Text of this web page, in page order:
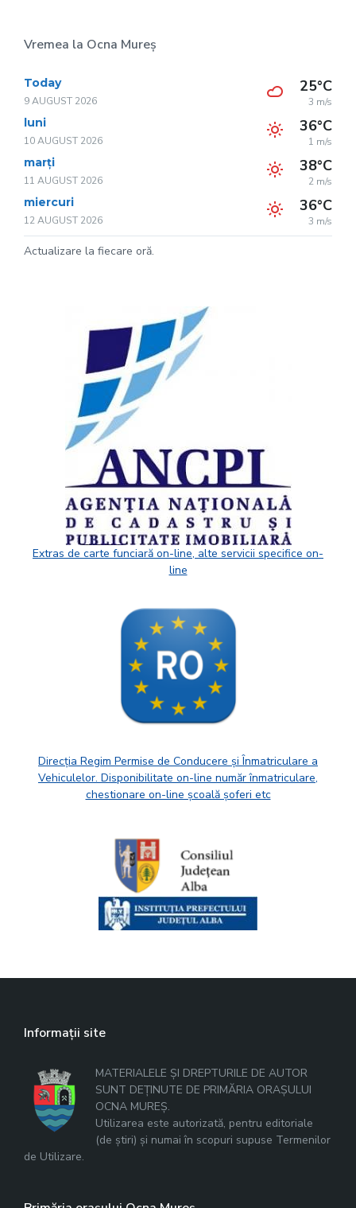
Vremea la Ocna Mureș
Today
9 AUGUST 2026
25°C
3 m/s
luni
10 AUGUST 2026
36°C
1 m/s
marți
11 AUGUST 2026
38°C
2 m/s
miercuri
12 AUGUST 2026
36°C
3 m/s
Actualizare la fiecare oră.
Extras de carte funciară on-line, alte servicii specifice on-
line
Direcția Regim Permise de Conducere și Înmatriculare a
Vehiculelor. Disponibilitate on-line număr înmatriculare,
chestionare on-line școală șoferi etc
Informații site
MATERIALELE ȘI DREPTURILE DE AUTOR
SUNT DEȚINUTE DE PRIMĂRIA ORAȘULUI
OCNA MUREȘ.
Utilizarea este autorizată, pentru editoriale
(de știri) și numai în scopuri supuse Termenilor
de Utilizare.